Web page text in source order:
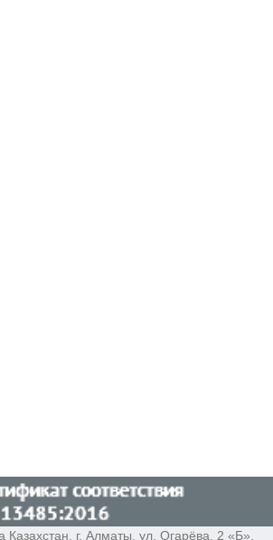
Казахстан, г. Алматы, ул. Огарёва, 2 «Б»,